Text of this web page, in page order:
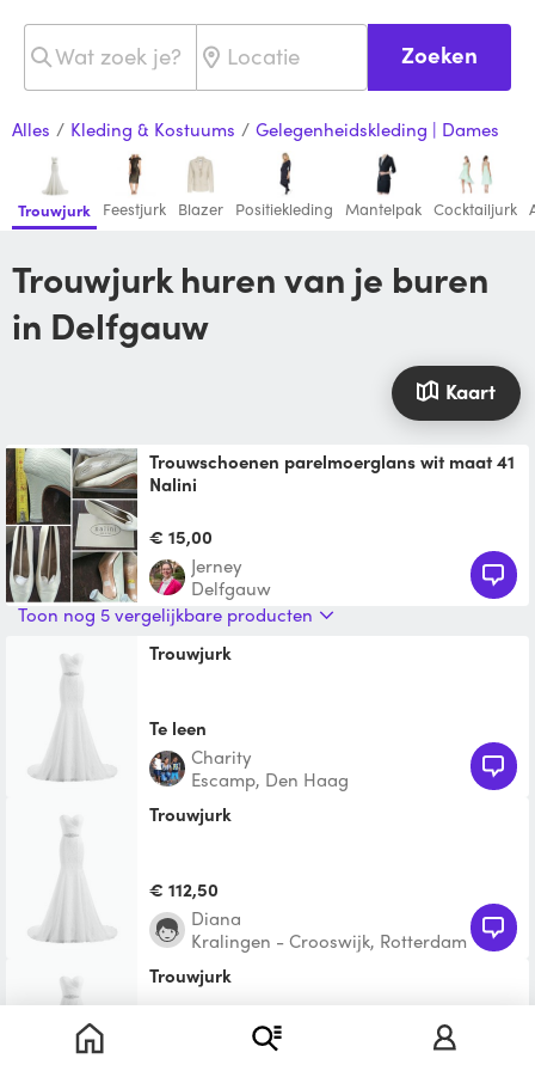
Zoeken
Alles / Kleding & Kostuums / Gelegenheidskleding | Dames
Trouwjurk Feestjurk Blazer Positiekleding Mantelpak Cocktailjurk
Trouwjurk huren van je buren
in Delfgauw
Kaart
Trouwschoenen parelmoerglans wit maat 41
Nalini
met een golfmotiefje
€ 15,00
Jerney
Delfgauw
Toon nog 5 vergelijkbare producten
Trouwjurk
Te leen
Charity
Escamp, Den Haag
trouwjurk
€ 112,50
Diana
Kralingen - Crooswijk, Rotterdam
trouwjurk